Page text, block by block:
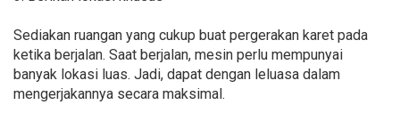
Sediakan ruangan yang cukup buat pergerakan karet pada
ketika berjalan. Saat berjalan, mesin perlu mempunyai
banyak lokasi luas. Jadi, dapat dengan leluasa dalam
mengerjakannya secara maksimal.